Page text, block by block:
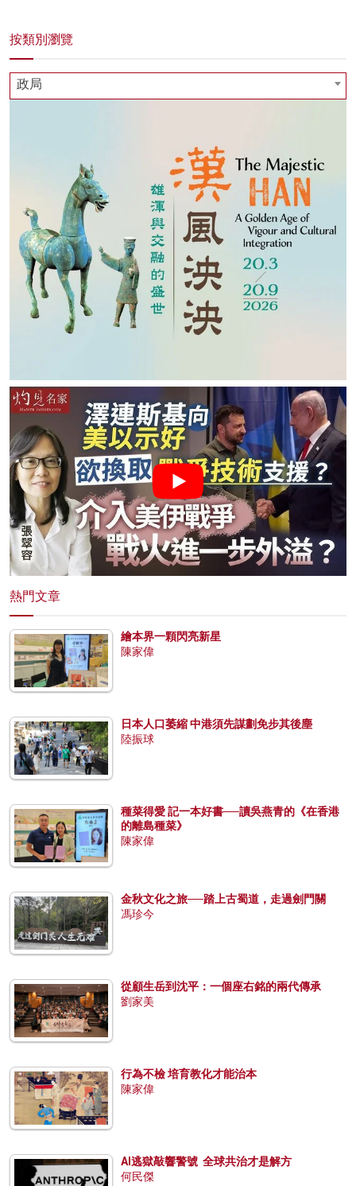
按類別瀏覽
政局
熱門文章
繪本界一顆閃亮新星
陳家偉
日本人口萎縮 中港須先謀劃免步其後塵
陸振球
種菜得愛 記一本好書──讀吳燕青的《在香港
的離島種菜》
陳家偉
金秋文化之旅──踏上古蜀道，走過劍門關
馮珍今
從顧生岳到沈平：一個座右銘的兩代傳承
劉家美
行為不檢 培育教化才能治本
陳家偉
AI逃獄敲響警號 全球共治才是解方
何民傑